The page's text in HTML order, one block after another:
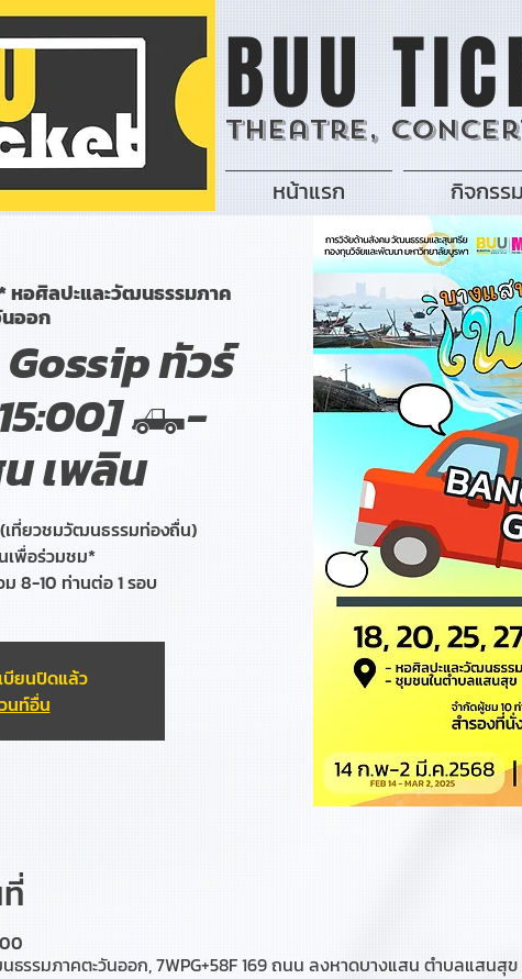
BUU
Theatre,
หน้าแรก กิจกรรม
หอศิลปะและวัฒนธรรมภาค
ออก
ทัวร์
🛻-
เพลิน
เที่ยวชมวัฒนธรรมท่องถื่น)
เพื่อร่วมชม*
ม 8-10 ท่านต่อ 1 รอบ
บียนปิดแล้ว
นท์อื่น
รรมภาคตะวันออก, 7WPG+58F 169 ถนน ลงหาดบางแสน ตำบลแสนสุข